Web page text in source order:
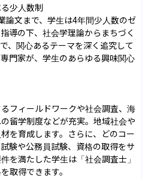
少人数制
論文まで、学生は4年間少人数のゼ
導の下、社会学理論からまちづく
、関心あるテーマを深く追究して
門家が、学生のあらゆる興味関心
フィールドワークや社会調査、海
留学制度などが充実。地域社会や
を育成します。さらに、どのコー
験や公務員試験、資格の取得をサ
を満たした学生は「社会調査士」
取得できます。